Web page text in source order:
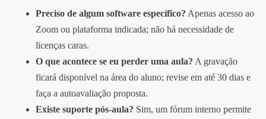
Preciso de algum software específico? Apenas acesso ao
Zoom ou plataforma indicada; não há necessidade de
licenças caras.
O que acontece se eu perder uma aula? A gravação
ficará disponível na área do aluno; revise em até 30 dias e
faça a autoavaliação proposta.
Existe suporte pós‑aula? Sim, um fórum interno permite